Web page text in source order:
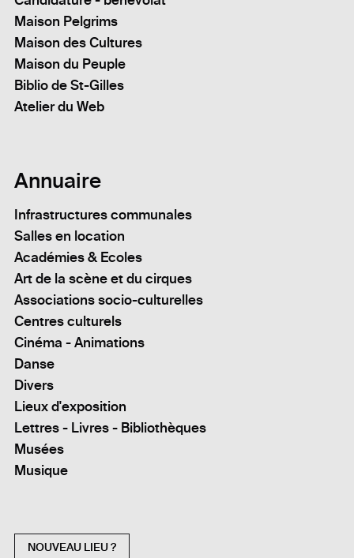
Maison Pelgrims
Maison des Cultures
Maison du Peuple
Biblio de St-Gilles
Atelier du Web
Annuaire
Infrastructures communales
Salles en location
Académies & Ecoles
Art de la scène et du cirques
Associations socio-culturelles
Centres culturels
Cinéma - Animations
Danse
Divers
Lieux d'exposition
Lettres - Livres - Bibliothèques
Musées
Musique
NOUVEAU LIEU ?